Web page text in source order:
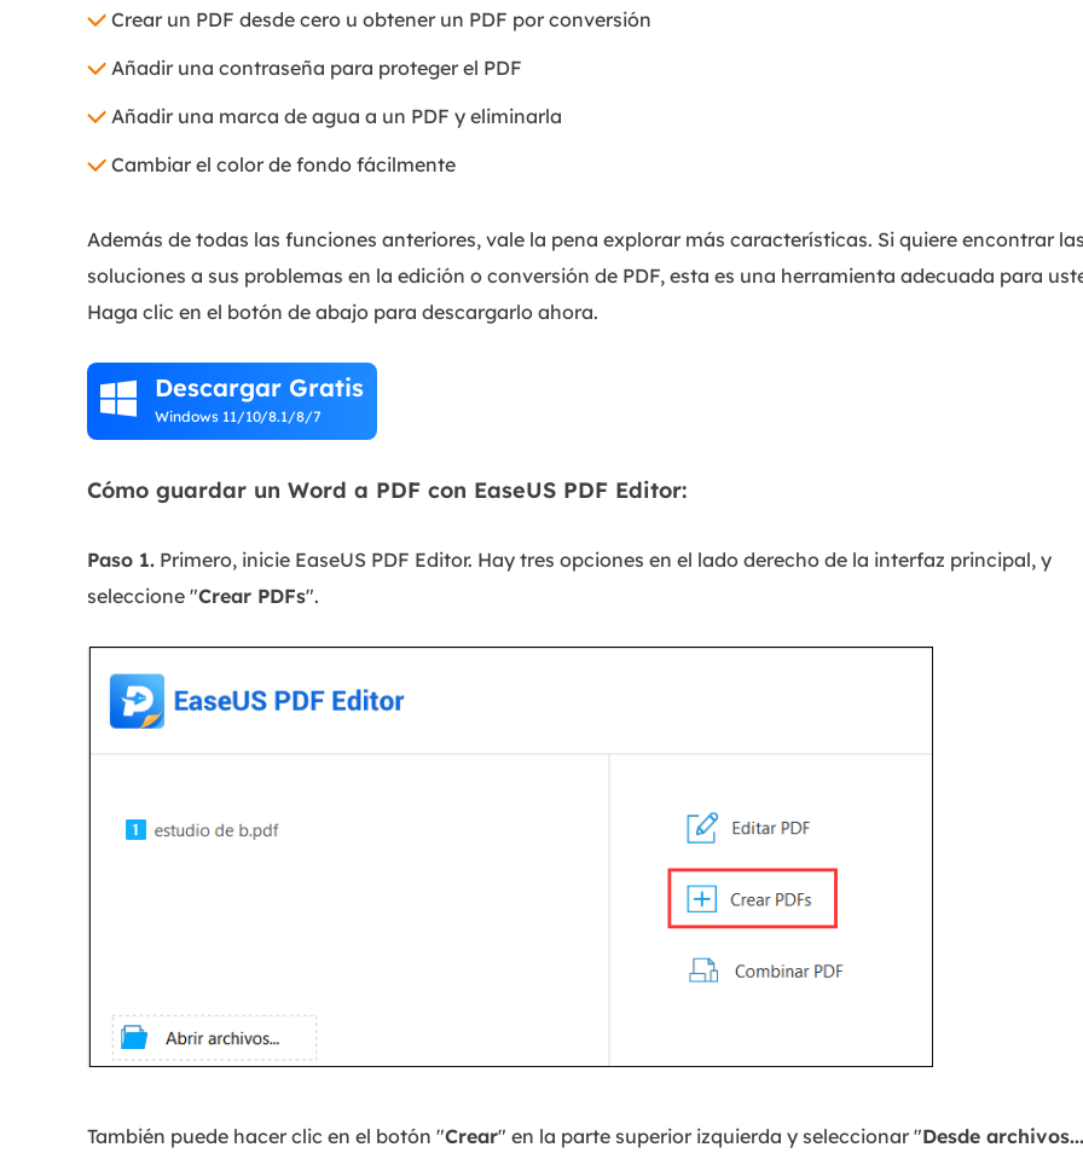
Crear un PDF desde cero u obtener un PDF por conversión
Añadir una contraseña para proteger el PDF
Añadir una marca de agua a un PDF y eliminarla
Cambiar el color de fondo fácilmente
Además de todas las funciones anteriores, vale la pena explorar más características. Si quiere encontrar las
soluciones a sus problemas en la edición o conversión de PDF, esta es una herramienta adecuada para
Haga clic en el botón de abajo para descargarlo ahora.
 Descargar Gratis
Windows 11/10/8.1/8/7
Cómo guardar un Word a PDF con EaseUS PDF Editor:
Paso 1. Primero, inicie EaseUS PDF Editor. Hay tres opciones en el lado derecho de la interfaz principal, y
seleccione "Crear PDFs".
También puede hacer clic en el botón "Crear" en la parte superior izquierda y seleccionar "Desde archivos...